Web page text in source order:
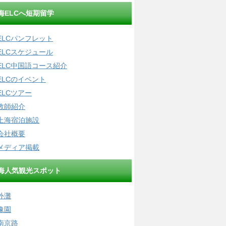
ELCへ短期留学
パンフレット
スケジュール
中国語コース紹介
のイベント
ツアー
師紹介
海宿泊施設
社概要
ディア掲載
人気観光スポット
灘
園
京路